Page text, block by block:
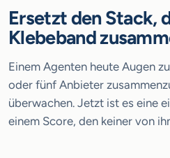
Ersetzt den Stack,
Klebeband
Einem Agenten heute Augen
oder fünf Anbieter
überwachen. Jetzt ist es eine
einem Score, den keiner von